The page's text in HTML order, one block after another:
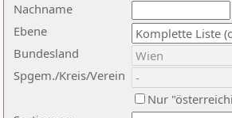
Nachname
Ebene
Bundesland
Spgem./Kreis/Verein
Nur